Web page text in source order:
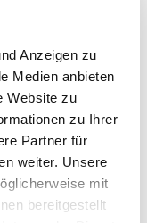
Anzeigen zu
Medien anbieten
Website zu
zu Ihrer
Partner für
weiter. Unsere
mit
bereitgestellt
ist einer